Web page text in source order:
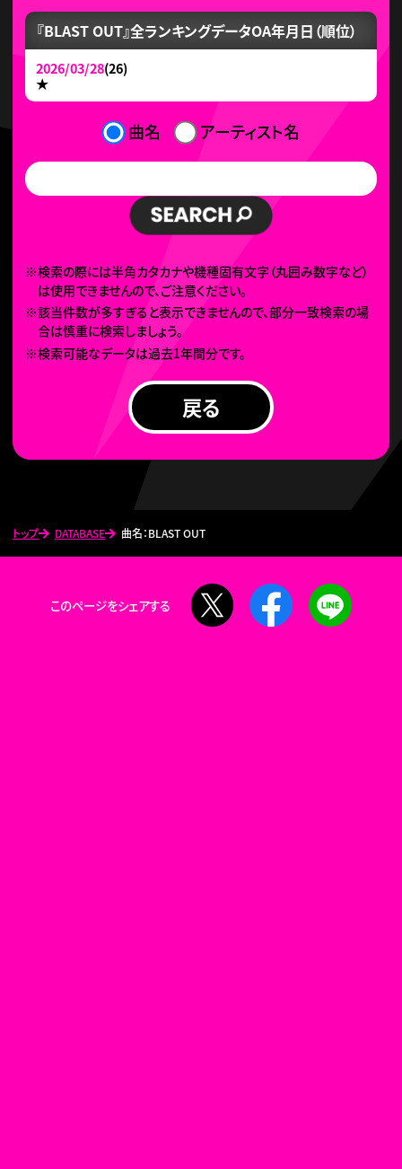
トップ DATABASE 曲名：BLAST OUT
『BLAST OUT』全ランキングデータOA年月日（順位）
2026/03/28(26)
★
曲名 アーティスト名
※検索の際には半角カタカナや機種固有文字（丸囲み数字など）
は使用できませんので、ご注意ください。
※該当件数が多すぎると表示できませんので、部分一致検索の場
合は慎重に検索しましょう。
※検索可能なデータは過去1年間分です。
戻る
このページをシェアする
Facebook